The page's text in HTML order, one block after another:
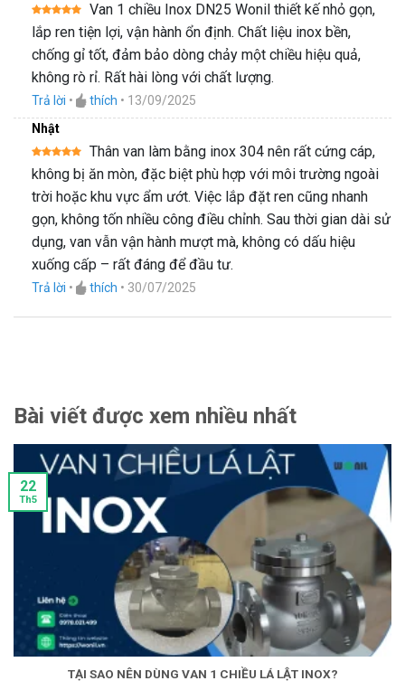
>>> Tìm hiểu thêm sản phẩm liên quan:
Van 1
chiều Wonil Lá Lật Nối Ren Inox DN40 (1.1/2″
Inches)
Ngày cập nhật: 11:35 - 13/09/2025
Được xếp
hạng55
Van 1 chiều Inox DN25 Wonil thiết kế nhỏ gọn,
lắp ren tiện lợi, vận hành ổn định. Chất liệu inox bền,
chống gỉ tốt, đảm bảo dòng chảy một chiều hiệu quả,
không rò rỉ. Rất hài lòng với chất lượng.
Trả lời • thích • 13/09/2025
Nhật
Được xếp
hạng 55
Thân van làm bằng inox 304 nên rất cứng cáp,
không bị ăn mòn, đặc biệt phù hợp với môi trường ngoài
trời hoặc khu vực ẩm ướt. Việc lắp đặt ren cũng nhanh
gọn, không tốn nhiều công điều chỉnh. Sau thời gian dài sử
dụng, van vẫn vận hành mượt mà, không có dấu hiệu
xuống cấp – rất đáng để đầu tư.
Trả lời • thích • 30/07/2025
Bài viết được xem nhiều nhất
TẠI SAO NÊN DÙNG VAN 1 CHIỀU LÁ LẬT INOX?
22
Th5